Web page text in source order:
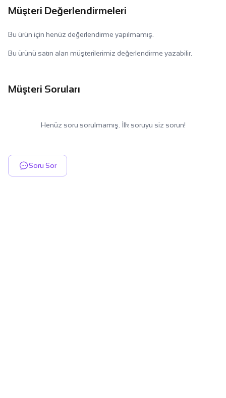
Müşteri Değerlendirmeleri
Bu ürün için henüz değerlendirme yapılmamış.
Bu ürünü satın alan müşterilerimiz değerlendirme yazabilir.
Müşteri Soruları
Henüz soru sorulmamış. İlk soruyu siz sorun!
Soru Sor